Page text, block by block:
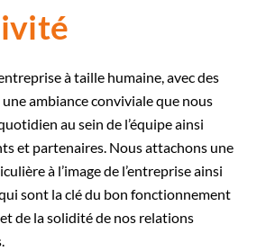
à taille humaine, avec des
ambiance conviviale que nous
au sein de l’équipe ainsi
et partenaires. Nous attachons une
à l’image de l’entreprise ainsi
qui sont la clé du bon fonctionnement
de la solidité de nos relations